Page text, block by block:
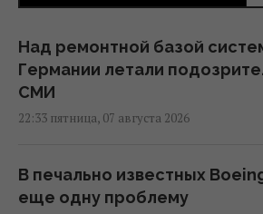
Над ремонтной базой
Германии летали
СМИ
22:33 пятница, 07 августа 2026
В печально известных
еще одну проблему